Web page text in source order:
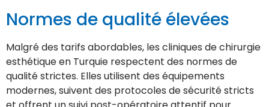
Normes de qualité élevées
Malgré des tarifs abordables, les cliniques de chirurgie
esthétique en Turquie respectent des normes de
qualité strictes. Elles utilisent des équipements
modernes, suivent des protocoles de sécurité stricts